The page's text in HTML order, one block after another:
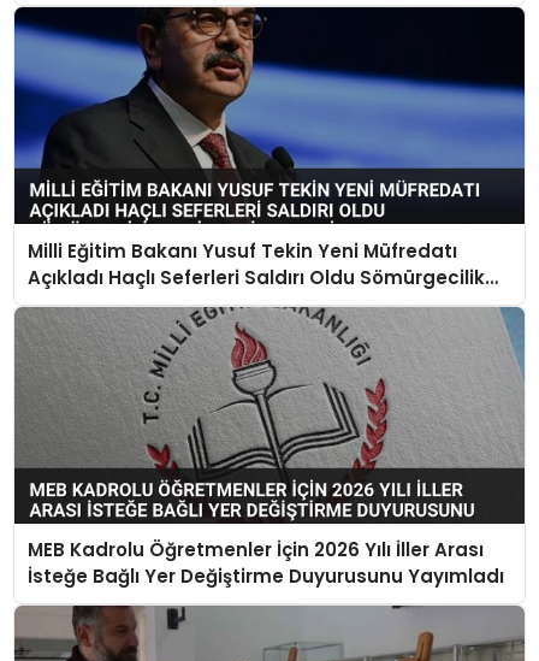
Milli Eğitim Bakanı Yusuf Tekin Yeni Müfredatı
Açıkladı Haçlı Seferleri Saldırı Oldu Sömürgecilik
Keşif Yerine Geçti
MEB Kadrolu Öğretmenler İçin 2026 Yılı İller Arası
İsteğe Bağlı Yer Değiştirme Duyurusunu Yayımladı